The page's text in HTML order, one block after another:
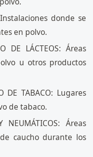
Instalaciones donde se
en polvo.
DE LÁCTEOS: Áreas
u otros productos
DE TABACO: Lugares
de tabaco.
NEUMÁTICOS: Áreas
caucho durante los